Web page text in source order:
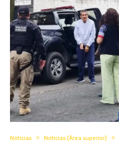
Notícias Notícias (Área superior)